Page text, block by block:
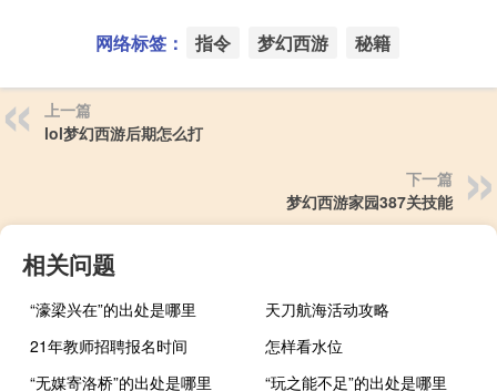
网络标签： 指令 梦幻西游 秘籍
上一篇
lol梦幻西游后期怎么打
下一篇
梦幻西游家园387关技能
相关问题
“濠梁兴在”的出处是哪里
天刀航海活动攻略
21年教师招聘报名时间
怎样看水位
“无媒寄洛桥”的出处是哪里
“玩之能不足”的出处是哪里